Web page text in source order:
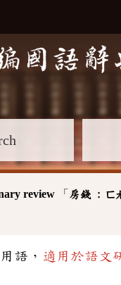
review 「 房錢 : ㄈ
語， 適用於語文